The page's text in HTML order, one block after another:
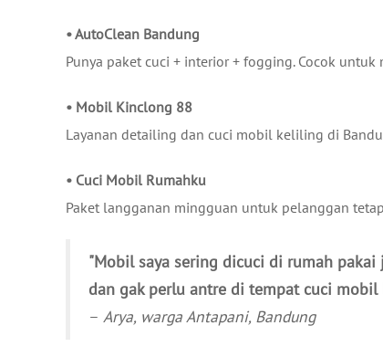
• AutoClean Bandung
Punya paket cuci + interior + fogging. Cocok
• Mobil Kinclong 88
Layanan detailing dan cuci mobil keliling di
• Cuci Mobil Rumahku
Paket langganan mingguan untuk pelanggan
"Mobil saya sering dicuci di rumah
dan gak perlu antre di tempat cuci mobil
– Arya, warga Antapani, Bandung